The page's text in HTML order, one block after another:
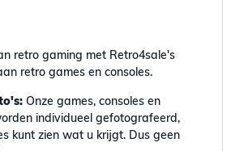
retro gaming met Retro4sale's
retro games en consoles.
Onze games, consoles en
individueel gefotografeerd,
kunt zien wat u krijgt. Dus geen